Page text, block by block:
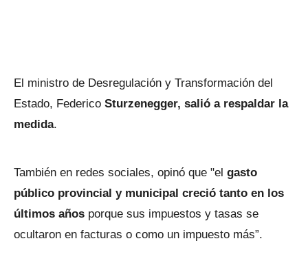
El ministro de Desregulación y Transformación del
Estado, Federico Sturzenegger, salió a respaldar la
medida.
También en redes sociales, opinó que "el gasto
público provincial y municipal creció tanto en los
últimos años porque sus impuestos y tasas se
ocultaron en facturas o como un impuesto más”.